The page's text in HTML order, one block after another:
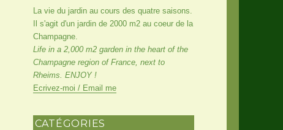
La vie du jardin au cours des quatre saisons.
Il s'agit d'un jardin de 2000 m2 au coeur de la
Champagne.
Life in a 2,000 m2 garden in the heart of the
Champagne region of France, next to
Rheims. ENJOY !
Ecrivez-moi / Email me
CATÉGORIES